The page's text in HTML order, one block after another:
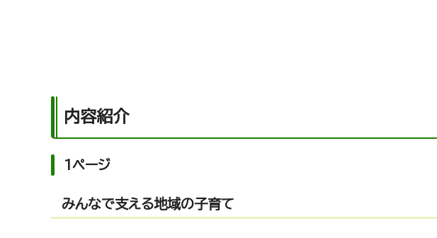
内容紹介
1ページ
みんなで支える地域の子育て